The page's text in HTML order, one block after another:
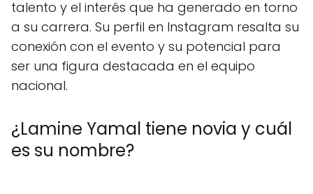
talento y el interés que ha generado en torno
a su carrera. Su perfil en Instagram resalta su
conexión con el evento y su potencial para
ser una figura destacada en el equipo
nacional.
¿Lamine Yamal tiene novia y cuál
es su nombre?